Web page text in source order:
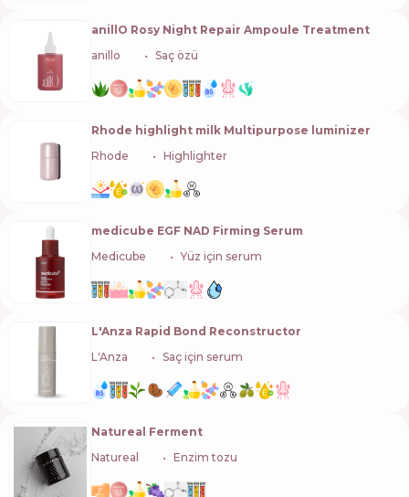
anillO Rosy Night Repair Ampoule Treatment
anillo
Saç özü
Rhode highlight milk Multipurpose luminizer
Rhode
Highlighter
medicube EGF NAD Firming Serum
Medicube
Yüz için serum
L'Anza Rapid Bond Reconstructor
L'Anza
Saç için serum
Natureal Ferment
Natureal
Enzim tozu